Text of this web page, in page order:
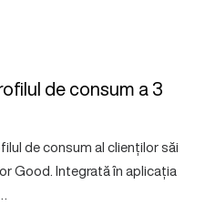
de consum a 3
de consum al clienților săi
Good. Integrată în aplicația